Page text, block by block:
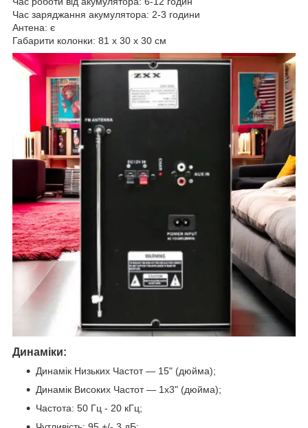
Час заряджання акумулятора: 2-3 години
Антена: є
Габарити колонки: 81 х 30 х 30 см
Динаміки:
Динамік Низьких Частот — 15" (дюйма);
Динамік Високих Частот — 1х3" (дюйма);
Частота: 50 Гц - 20 кГц;